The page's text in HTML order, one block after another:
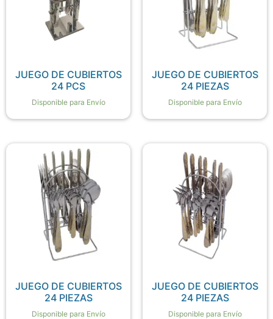
JUEGO DE CUBIERTOS
24 PCS
Disponible para Envío
JUEGO DE CUBIERTOS
24 PIEZAS
Disponible para Envío
JUEGO DE CUBIERTOS
24 PIEZAS
Disponible para Envío
JUEGO DE CUBIERTOS
24 PIEZAS
Disponible para Envío